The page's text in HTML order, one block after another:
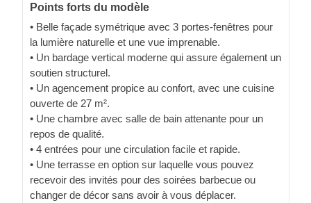
Points forts du modèle
• Belle façade symétrique avec 3 portes-fenêtres pour
la lumière naturelle et une vue imprenable.
• Un bardage vertical moderne qui assure également un
soutien structurel.
• Un agencement propice au confort, avec une cuisine
ouverte de 27 m².
• Une chambre avec salle de bain attenante pour un
repos de qualité.
• 4 entrées pour une circulation facile et rapide.
• Une terrasse en option sur laquelle vous pouvez
recevoir des invités pour des soirées barbecue ou
changer de décor sans avoir à vous déplacer.